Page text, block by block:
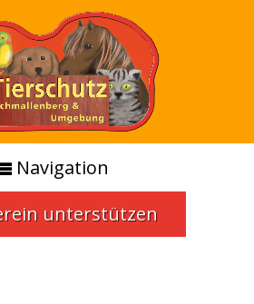
Navigation
unterstützen